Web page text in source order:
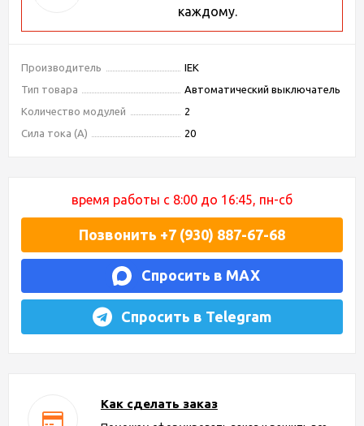
каждому.
Производитель
IEK
Тип товара
Автоматический выключатель
Количество модулей
2
Сила тока (А)
20
время работы с 8:00 до 16:45, пн-сб
Позвонить +7 (930) 887-67-68
Спросить в MAX
Спросить в Telegram
Как сделать заказ